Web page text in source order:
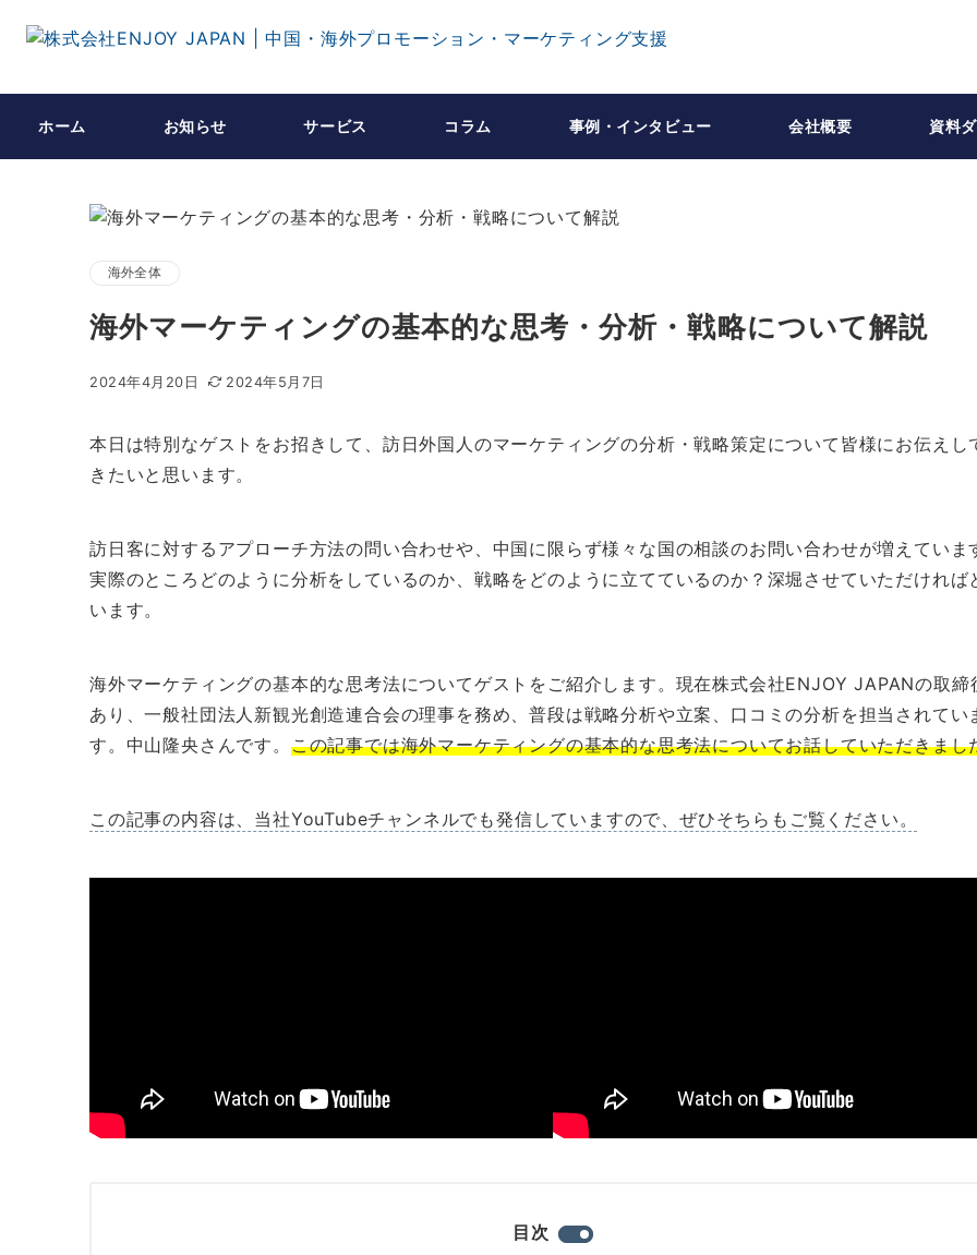
ホーム お知らせ サービス コラム 事例・インタビュー 会社概要 資料
海外全体
海外マーケティングの基本的な思考・分析・戦略について解説
2024年4月20日 2024年5月7日
本日は特別なゲストをお招きして、訪日外国人のマーケティングの分析・戦略策定について皆様にお伝えし
きたいと思います。
訪日客に対するアプローチ方法の問い合わせや、中国に限らず様々な国の相談のお問い合わせが増えていま
実際のところどのように分析をしているのか、戦略をどのように立てているのか？深堀させていただければ
います。
海外マーケティングの基本的な思考法についてゲストをご紹介します。現在株式会社ENJOY JAPANの取締
あり、一般社団法人新観光創造連合会の理事を務め、普段は戦略分析や立案、口コミの分析を担当されてい
す。中山隆央さんです。 この記事では海外マーケティングの基本的な思考法についてお話していただきまし
この記事の内容は、当社YouTubeチャンネルでも発信していますので、ぜひそちらもご覧ください。
目次